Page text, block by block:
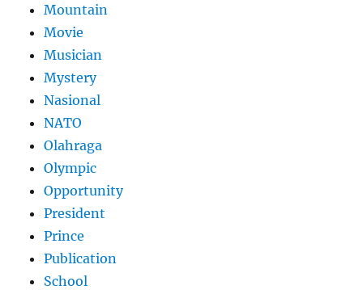
Mountain
Movie
Musician
Mystery
Nasional
NATO
Olahraga
Olympic
Opportunity
President
Prince
Publication
School